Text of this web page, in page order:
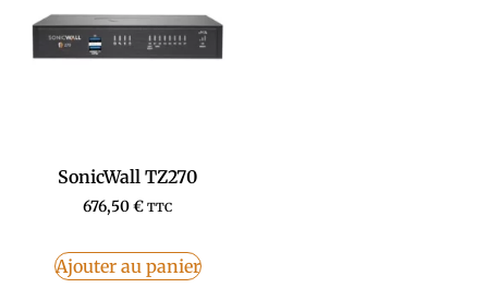
SonicWall TZ270
676,50€ TTC
Ajouter au panier